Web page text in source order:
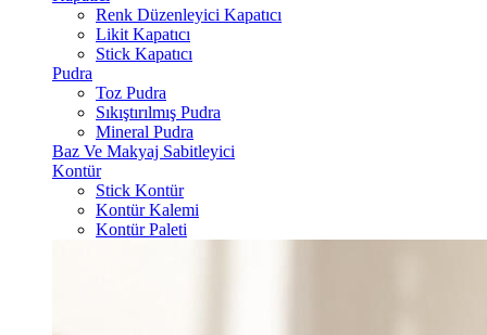
Renk Düzenleyici Kapatıcı
Likit Kapatıcı
Stick Kapatıcı
Pudra
Toz Pudra
Sıkıştırılmış Pudra
Mineral Pudra
Baz Ve Makyaj Sabitleyici
Kontür
Stick Kontür
Kontür Kalemi
Kontür Paleti